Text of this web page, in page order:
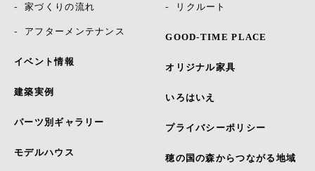
家づくりの流れ
アフターメンテナンス
イベント情報
建築実例
パーツ別ギャラリー
モデルハウス
リクルート
GOOD-TIME PLACE
オリジナル家具
いろはいえ
プライバシーポリシー
穂の国の森からつながる地域